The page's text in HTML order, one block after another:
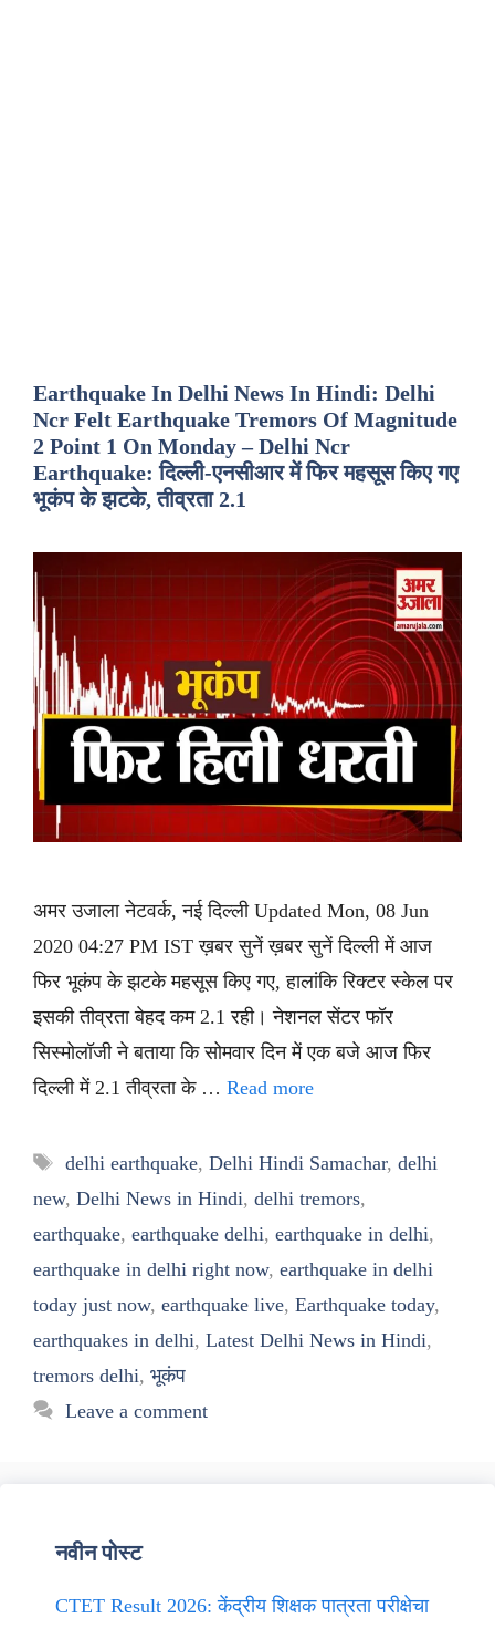
Earthquake In Delhi News In Hindi: Delhi
Ncr Felt Earthquake Tremors Of Magnitude
2 Point 1 On Monday – Delhi Ncr
Earthquake: दिल्ली-एनसीआर में फिर महसूस किए गए
भूकंप के झटके, तीव्रता 2.1
अमर उजाला नेटवर्क, नई दिल्ली Updated Mon, 08 Jun
2020 04:27 PM IST ख़बर सुनें ख़बर सुनें दिल्ली में आज
फिर भूकंप के झटके महसूस किए गए, हालांकि रिक्टर स्केल पर
इसकी तीव्रता बेहद कम 2.1 रही। नेशनल सेंटर फॉर
सिस्मोलॉजी ने बताया कि सोमवार दिन में एक बजे आज फिर
दिल्ली में 2.1 तीव्रता के … Read more
Tags
delhi earthquake, Delhi Hindi Samachar, delhi
new, Delhi News in Hindi, delhi tremors,
earthquake, earthquake delhi, earthquake in delhi,
earthquake in delhi right now, earthquake in delhi
today just now, earthquake live, Earthquake today,
earthquakes in delhi, Latest Delhi News in Hindi,
tremors delhi, भूकंप
Leave a comment
नवीन पोस्ट
CTET Result 2026: केंद्रीय शिक्षक पात्रता परीक्षेचा